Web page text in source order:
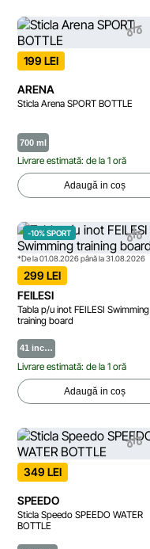
199 LEI
ARENA
Sticla Arena SPORT BOTTLE
700 ml
Livrare estimată: de la 1 oră
Adaugă in coș
-10% SPORT
*De la 01.08.2026 până la 31.08.2026
299 LEI
FEILESI
Tabla p/u inot FEILESI Swimming
training board
41 inc…
Livrare estimată: de la 1 oră
Adaugă in coș
349 LEI
SPEEDO
Sticla Speedo SPEEDO WATER
BOTTLE